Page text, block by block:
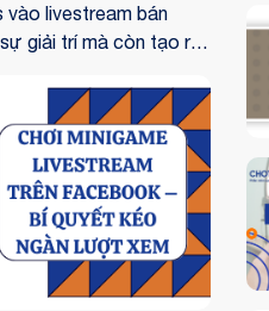
vào livestream bán
giải trí mà còn tạo ra
kỷ nguyên mới cho trải